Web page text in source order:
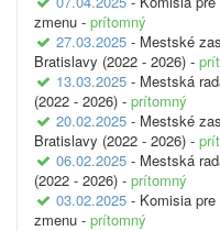
zmenu - prítomný
27.03.2025 - Mestské
Bratislavy (2022 - 2026) -
13.03.2025 - Mestská
(2022 - 2026) - prítomný
20.02.2025 - Mestské
Bratislavy (2022 - 2026) -
06.02.2025 - Mestská
(2022 - 2026) - prítomný
03.02.2025 - Komisia
zmenu - prítomný